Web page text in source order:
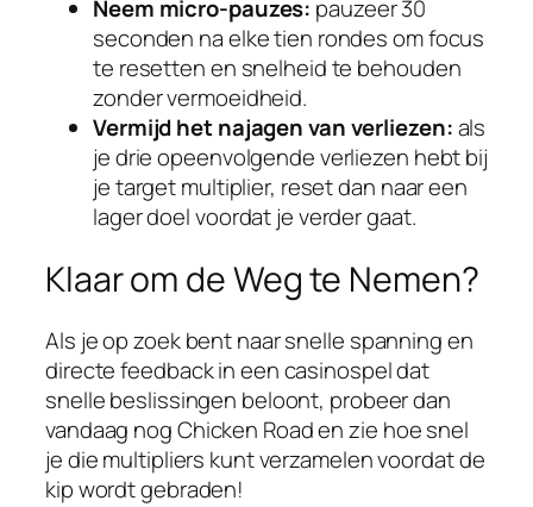
Neem micro‑pauzes: pauzeer 30
seconden na elke tien rondes om focus
te resetten en snelheid te behouden
zonder vermoeidheid.
Vermijd het najagen van verliezen:als
je drie opeenvolgende verliezen hebt bij
je target multiplier, reset dan naar een
lager doel voordat je verder gaat.
Klaar om de Weg te Nemen?
Als je op zoek bent naar snelle spanning en
directe feedback in een casinospel dat
snelle beslissingen beloont, probeer dan
vandaag nog Chicken Road en zie hoe snel
je die multipliers kunt verzamelen voordat de
kip wordt gebraden!